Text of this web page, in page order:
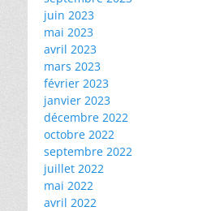
juin 2023
mai 2023
avril 2023
mars 2023
février 2023
janvier 2023
décembre 2022
octobre 2022
septembre 2022
juillet 2022
mai 2022
avril 2022